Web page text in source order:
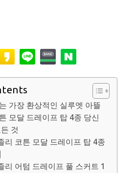
가장 환상적인 실루엣 아뜰
모달 드레이프 탑 4종 당신
것
리 코튼 모달 드레이프 탑 4종
리 어텀 드레이프 풀 스커트 1